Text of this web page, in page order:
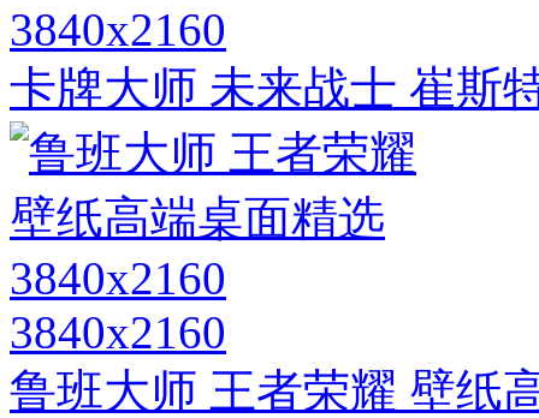
3840x2160
卡牌大师 未来战士 崔斯
3840x2160
鲁班大师 王者荣耀 壁纸